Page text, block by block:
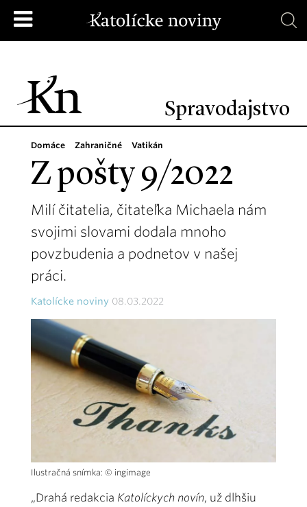
Spravodajstvo
Domáce Zahraničné Vatikán
Z pošty 9/2022
Milí čitatelia, čitateľka Michaela nám
svojimi slovami dodala mnoho
povzbudenia a podnetov v našej
práci.
Katolícke noviny 08.03.2022
Ilustračná snímka: © ingimage
„Drahá redakcia Katolíckych novín, už dlhšiu